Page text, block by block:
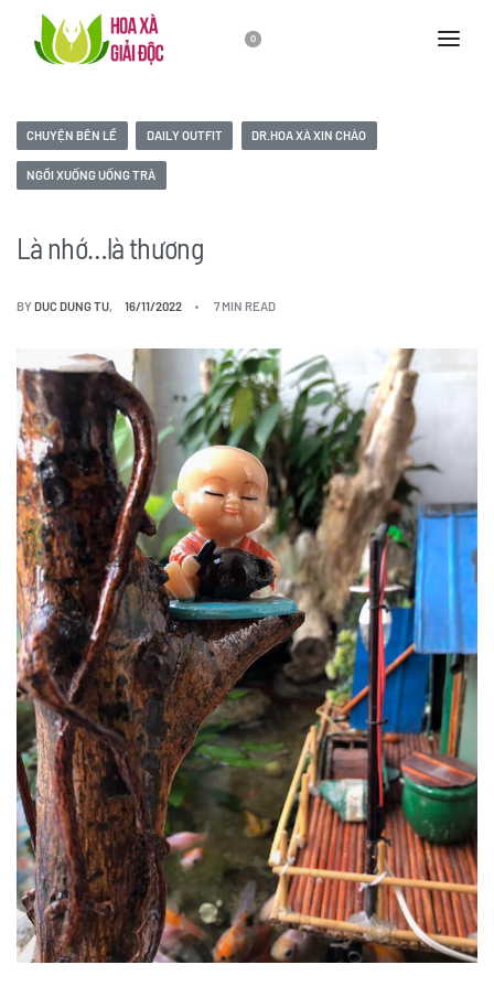
0
CHUYỆN BÊN LỀ DAILY OUTFIT DR.HOA XÀ XIN CHÀO
NGỒI XUỐNG UỐNG TRÀ
Là nhớ…là thương
BYDUC DUNG TU 16/11/2022 7 MIN READ